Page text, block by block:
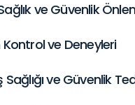
ve Güvenlik
ve Deneyleri
ve Güvenlik